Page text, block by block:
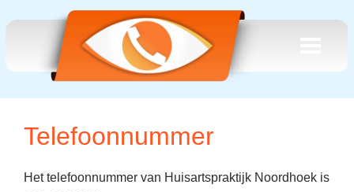
Telefoonnummer
Het telefoonnummer van Huisartspraktijk Noordhoek is